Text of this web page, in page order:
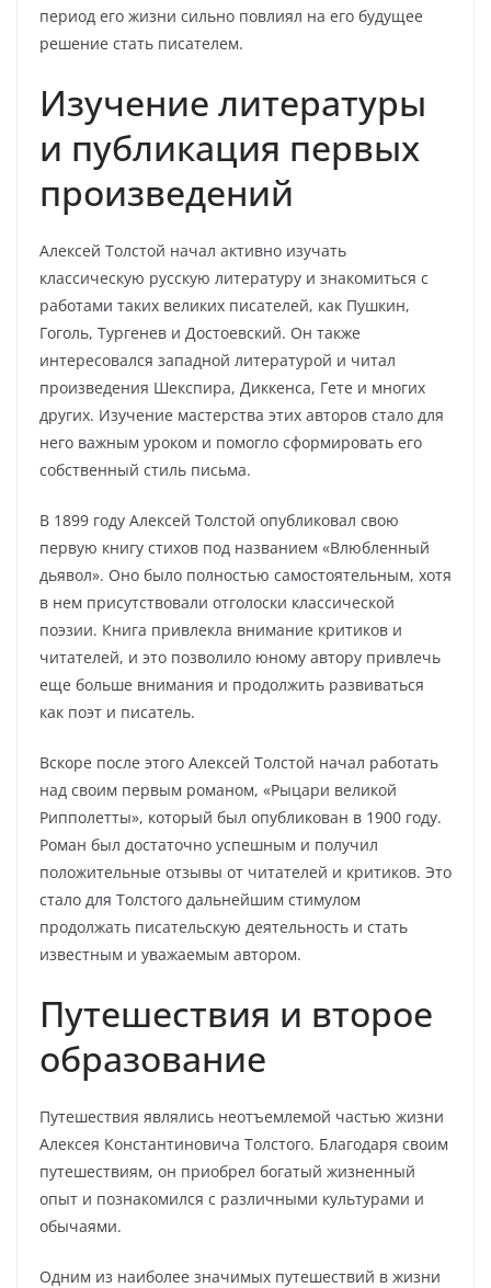
период его жизни сильно повлиял на его будущее
решение стать писателем.
Изучение литературы
и публикация первых
произведений
Алексей Толстой начал активно изучать
классическую русскую литературу и знакомиться с
работами таких великих писателей, как Пушкин,
Гоголь, Тургенев и Достоевский. Он также
интересовался западной литературой и читал
произведения Шекспира, Диккенса, Гете и многих
других. Изучение мастерства этих авторов стало для
него важным уроком и помогло сформировать его
собственный стиль письма.
В 1899 году Алексей Толстой опубликовал свою
первую книгу стихов под названием «Влюбленный
дьявол». Оно было полностью самостоятельным, хотя
в нем присутствовали отголоски классической
поэзии. Книга привлекла внимание критиков и
читателей, и это позволило юному автору привлечь
еще больше внимания и продолжить развиваться
как поэт и писатель.
Вскоре после этого Алексей Толстой начал работать
над своим первым романом, «Рыцари великой
Рипполетты», который был опубликован в 1900 году.
Роман был достаточно успешным и получил
положительные отзывы от читателей и критиков. Это
стало для Толстого дальнейшим стимулом
продолжать писательскую деятельность и стать
известным и уважаемым автором.
Путешествия и второе
образование
Путешествия являлись неотъемлемой частью жизни
Алексея Константиновича Толстого. Благодаря своим
путешествиям, он приобрел богатый жизненный
опыт и познакомился с различными культурами и
обычаями.
Одним из наиболее значимых путешествий в жизни